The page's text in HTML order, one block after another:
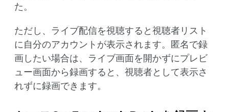
た。
ただし、ライブ配信を視聴すると視聴者リスト
に自分のアカウントが表示されます。匿名で録
画したい場合は、ライブ画面を開かずにプレビ
ュー画面から録画すると、視聴者として表示さ
れずに録画できます。